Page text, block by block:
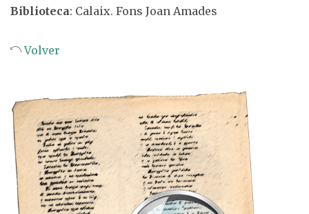
Biblioteca: Calaix. Fons Joan Amades
Volver